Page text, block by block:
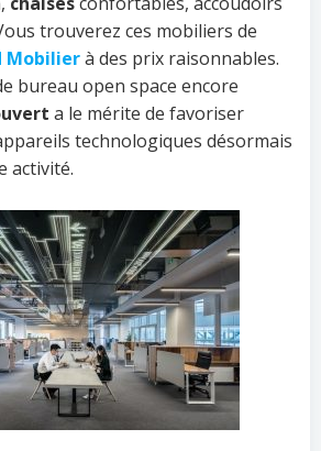
trouverez ces mobiliers de
Mobilierà des prix raisonnables.
bureau open space encore
a le mérite de favoriser
technologiques désormais
activité.